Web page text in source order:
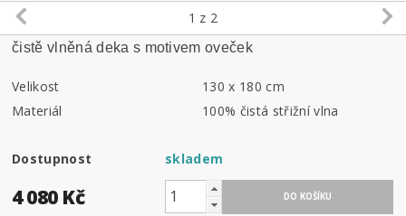
1 z 2
čistě vlněná deka s motivem oveček
Velikost
130 x 180 cm
Materiál
100% čistá střižní vlna
Dostupnost skladem
4 080 Kč